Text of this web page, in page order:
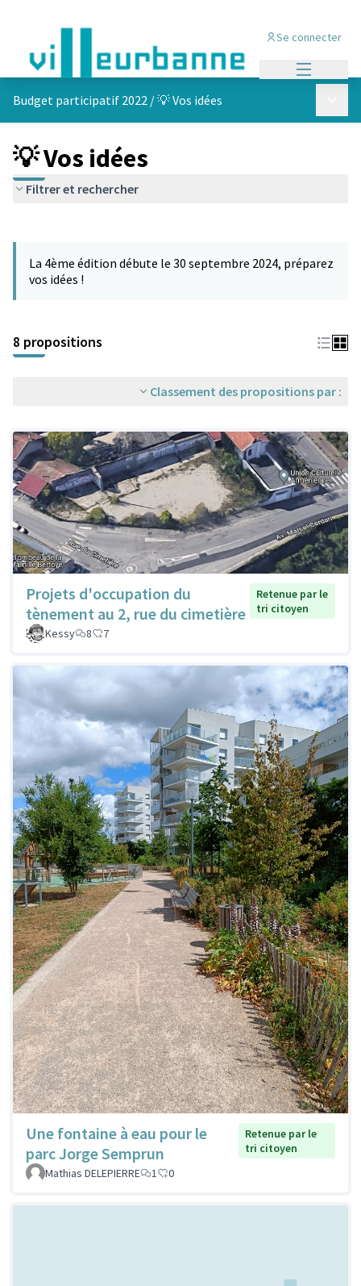
Se connecter
Budget participatif 2022 /💡 Vos idées
💡 Vos idées
Filtrer et rechercher
−
La 4ème édition débute le 30 septembre 2024, préparez
vos idées !
8 propositions
Classement des propositions par :
Projets d'occupation du
tènement au 2, rue du cimetière
Retenue par le
tri citoyen
Kessy
8 7
Une fontaine à eau pour le
parc Jorge Semprun
Retenue par le
tri citoyen
Mathias DELEPIERRE
1 0